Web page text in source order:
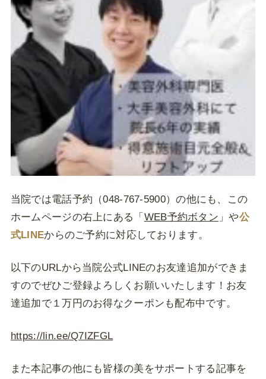
当院では電話予約（048-767-5900）の他にも、この
ホームページの右上にある「 WEB予約ボタン 」や公
式LINEからのご予約に対応しております。
以下のURLから当院公式LINEのお友達追加ができま
すのでぜひご登録よろしくお願いいたします！お友
達追加で１万円のお得なクーポンも配布中です。
https://lin.ee/Q7IZFGL
また本記事の他にも皆様の美をサポートする記事を